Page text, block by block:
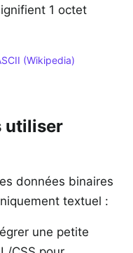
1 octet
(Wikipedia)
utiliser
données binaires
textuel :
une petite